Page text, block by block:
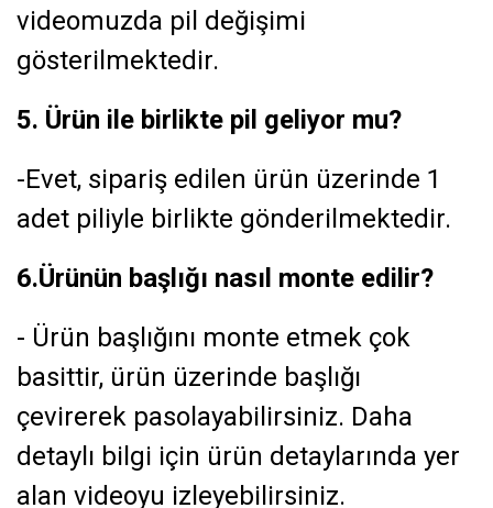
videomuzda pil değişimi
gösterilmektedir.
5. Ürün ile birlikte pil geliyor mu?
-Evet, sipariş edilen ürün üzerinde 1
adet piliyle birlikte gönderilmektedir.
6.Ürünün başlığı nasıl monte edilir?
- Ürün başlığını monte etmek çok
basittir, ürün üzerinde başlığı
çevirerek pasolayabilirsiniz. Daha
detaylı bilgi için ürün detaylarında yer
alan videoyu izleyebilirsiniz.